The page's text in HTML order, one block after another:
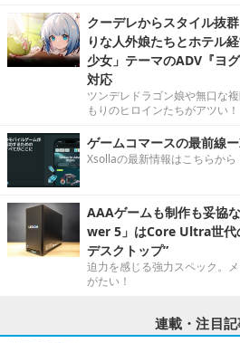
クーデレからスタイル抜
りな人外娘たちとホテル
少女」テーマのADV『ヨ
対応
ツンデレドラゴン娘や無口な
もりのヒロインたちがアツい！
ゲームコマースの最前線
Xsollaの最新情報はこちらから
AAAゲームも制作も妥協
wer 5」はCore Ultra世代
デスクトップ”
迫力を感じる強力スペック。
がたい！
連載・注目記